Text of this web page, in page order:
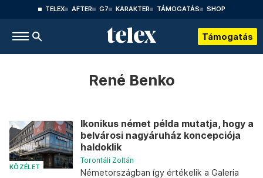
TELEX AFTER G7 KARAKTER TÁMOGATÁS SHOP
Támogatás
René Benko
KÖZÉLET
Ikonikus német példa mutatja, hogy a
belvárosi nagyáruház koncepciója
haldoklik
Torontáli Zoltán
Németországban így értékelik a Galeria